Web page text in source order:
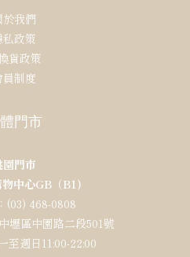
於我們
私政策
貨政策
員制度
門市
園門市
中心GB（B1)
(03) 468-0808
壢區中園路二段501號
至週日11:00-22:00